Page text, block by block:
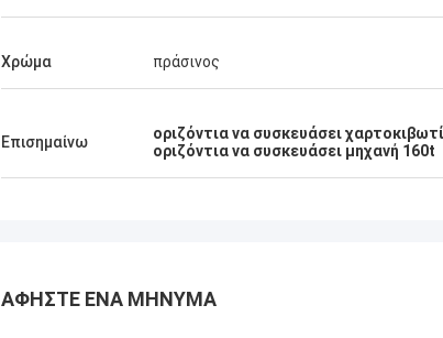
Χρώμα πράσινος
Επισημαίνω οριζόντια να συσκευάσει
οριζόντια να συσκευάσει μηχανή 160t
ΑΦΉΣΤΕ ΈΝΑ ΜΉΝΥΜΑ